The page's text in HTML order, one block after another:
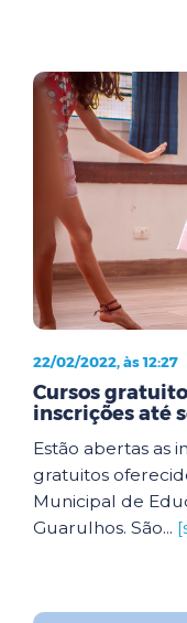
22/02/2022, às 12:27
Cursos
inscrições até
Estão abertas as
gratuitos
Municipal de
Guarulhos. São...